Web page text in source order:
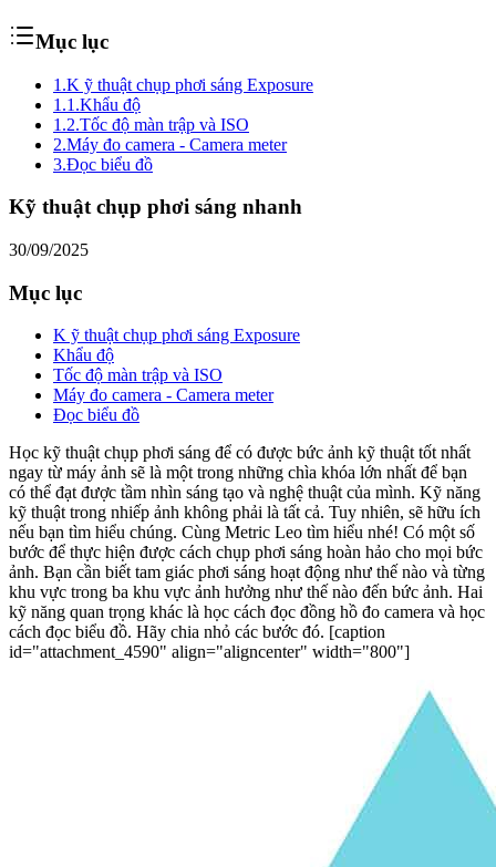
Mục lục
1.K ỹ thuật chụp phơi sáng Exposure
1.1.Khẩu độ
1.2.Tốc độ màn trập và ISO
2.Máy đo camera - Camera meter
3.Đọc biểu đồ
Kỹ thuật chụp phơi sáng nhanh
30/09/2025
Mục lục
K ỹ thuật chụp phơi sáng Exposure
Khẩu độ
Tốc độ màn trập và ISO
Máy đo camera - Camera meter
Đọc biểu đồ
Học kỹ thuật chụp phơi sáng để có được bức ảnh kỹ thuật tốt nhất
ngay từ máy ảnh sẽ là một trong những chìa khóa lớn nhất để bạn
có thể đạt được tầm nhìn sáng tạo và nghệ thuật của mình. Kỹ năng
kỹ thuật trong nhiếp ảnh không phải là tất cả. Tuy nhiên, sẽ hữu ích
nếu bạn tìm hiểu chúng. Cùng Metric Leo tìm hiểu nhé! Có một số
bước để thực hiện được cách chụp phơi sáng hoàn hảo cho mọi bức
ảnh. Bạn cần biết tam giác phơi sáng hoạt động như thế nào và từng
khu vực trong ba khu vực ảnh hưởng như thế nào đến bức ảnh. Hai
kỹ năng quan trọng khác là học cách đọc đồng hồ đo camera và học
cách đọc biểu đồ. Hãy chia nhỏ các bước đó. [caption
id="attachment_4590" align="aligncenter" width="800"]